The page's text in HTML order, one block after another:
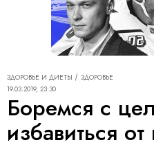
ЗДОРОВЬЕ И ДИЕТЫ
ЗДОРОВЬЕ
19.03.2019, 23:30
Боремся с
избавиться